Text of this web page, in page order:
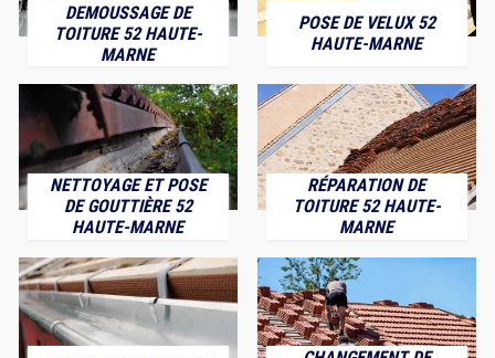
DEMOUSSAGE DE
TOITURE 52 HAUTE-
MARNE
POSE DE VELUX 52
HAUTE-MARNE
NETTOYAGE ET POSE
DE GOUTTIÈRE 52
HAUTE-MARNE
RÉPARATION DE
TOITURE 52 HAUTE-
MARNE